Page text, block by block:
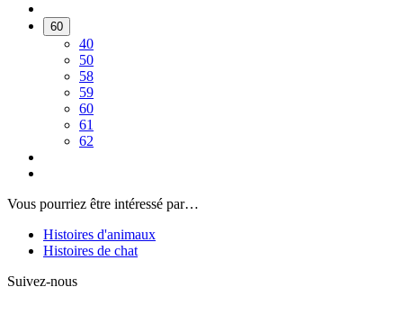
60
40
50
58
59
60
61
62
Vous pourriez être intéressé par…
Histoires d'animaux
Histoires de chat
Suivez-nous